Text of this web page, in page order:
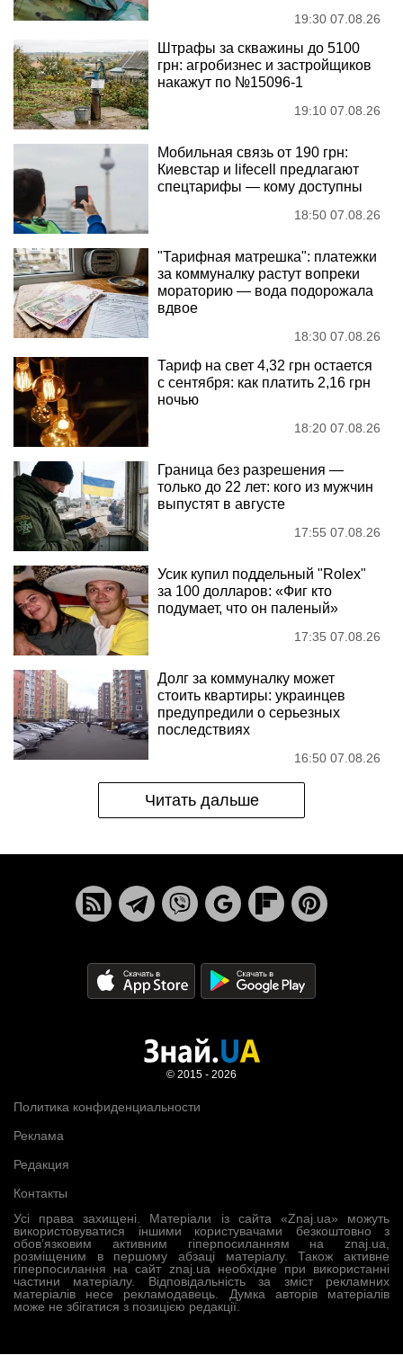
19:30 07.08.26
Штрафы за скважины до 5100
грн: агробизнес и застройщиков
накажут по №15096-1
19:10 07.08.26
Мобильная связь от 190 грн:
Киевстар и lifecell предлагают
спецтарифы — кому доступны
18:50 07.08.26
"Тарифная матрешка": платежки
за коммуналку растут вопреки
мораторию — вода подорожала
вдвое
18:30 07.08.26
Тариф на свет 4,32 грн остается
с сентября: как платить 2,16 грн
ночью
18:20 07.08.26
Граница без разрешения —
только до 22 лет: кого из мужчин
выпустят в августе
17:55 07.08.26
Усик купил поддельный "Rolex"
за 100 долларов: «Фиг кто
подумает, что он паленый»
17:35 07.08.26
Долг за коммуналку может
стоить квартиры: украинцев
предупредили о серьезных
последствиях
16:50 07.08.26
Читать дальше
Усі права захищені. Матеріали із сайта «Znaj.ua» можуть
використовуватися іншими користувачами безкоштовно з
обов’язковим активним гіперпосиланням на znaj.ua,
розміщеним в першому абзаці матеріалу. Також активне
гіперпосилання на сайт znaj.ua необхідне при використанні
частини матеріалу. Відповідальність за зміст рекламних
матеріалів несе рекламодавець. Думка авторів матеріалів
може не збігатися з позицією редакції.
Политика конфиденциальности
Реклама
Редакция
Контакты
© 2015 - 2026